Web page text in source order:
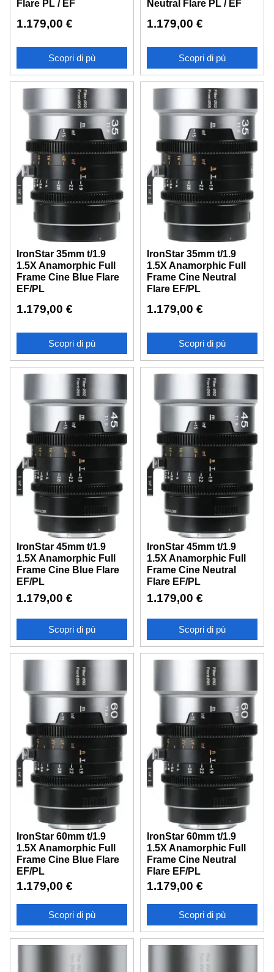
Flare PL / EF
1.179,00 €
Scopri di pù
Neutral Flare PL / EF
1.179,00 €
Scopri di pù
IronStar 35mm t/1.9
1.5X Anamorphic Full
Frame Cine Blue Flare
EF/PL
1.179,00 €
Scopri di pù
IronStar 35mm t/1.9
1.5X Anamorphic Full
Frame Cine Neutral
Flare EF/PL
1.179,00 €
Scopri di pù
IronStar 45mm t/1.9
1.5X Anamorphic Full
Frame Cine Blue Flare
EF/PL
1.179,00 €
Scopri di pù
IronStar 45mm t/1.9
1.5X Anamorphic Full
Frame Cine Neutral
Flare EF/PL
1.179,00 €
Scopri di pù
IronStar 60mm t/1.9
1.5X Anamorphic Full
Frame Cine Blue Flare
EF/PL
1.179,00 €
Scopri di pù
IronStar 60mm t/1.9
1.5X Anamorphic Full
Frame Cine Neutral
Flare EF/PL
1.179,00 €
Scopri di pù